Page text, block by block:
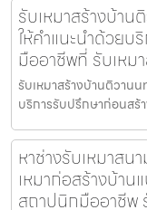
รับเหมาสร้างบ้า
ให้คำแนะนำด้วย
มืออาชีพที่ รับเหม
รับเหมาสร้างบ้านติวาน
บริการรับปรึกษาก่อนสร้
หาช่างรับเหมาสน
เหมาก่อสร้างบ้า
สถาปนิกมืออาชีพ